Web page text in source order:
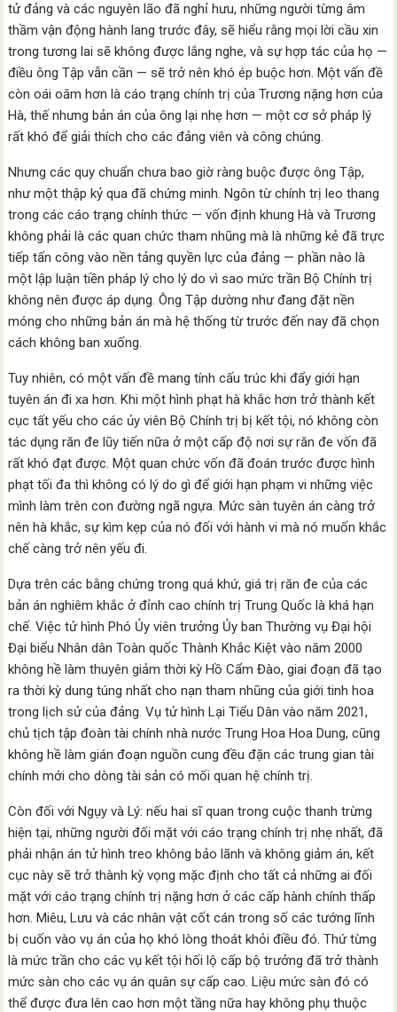
tử đảng và các nguyên lão đã nghỉ hưu, những người từng âm
thầm vận động hành lang trước đây, sẽ hiểu rằng mọi lời cầu xin
trong tương lai sẽ không được lắng nghe, và sự hợp tác của họ —
điều ông Tập vẫn cần — sẽ trở nên khó ép buộc hơn. Một vấn đề
còn oái oăm hơn là cáo trạng chính trị của Trương nặng hơn của
Hà, thế nhưng bản án của ông lại nhẹ hơn — một cơ sở pháp lý
rất khó để giải thích cho các đảng viên và công chúng.
Nhưng các quy chuẩn chưa bao giờ ràng buộc được ông Tập,
như một thập kỷ qua đã chứng minh. Ngôn từ chính trị leo thang
trong các cáo trạng chính thức — vốn định khung Hà và Trương
không phải là các quan chức tham nhũng mà là những kẻ đã trực
tiếp tấn công vào nền tảng quyền lực của đảng — phần nào là
một lập luận tiền pháp lý cho lý do vì sao mức trần Bộ Chính trị
không nên được áp dụng. Ông Tập dường như đang đặt nền
móng cho những bản án mà hệ thống từ trước đến nay đã chọn
cách không ban xuống.
Tuy nhiên, có một vấn đề mang tính cấu trúc khi đẩy giới hạn
tuyên án đi xa hơn. Khi một hình phạt hà khắc hơn trở thành kết
cục tất yếu cho các ủy viên Bộ Chính trị bị kết tội, nó không còn
tác dụng răn đe lũy tiến nữa ở một cấp độ nơi sự răn đe vốn đã
rất khó đạt được. Một quan chức vốn đã đoán trước được hình
phạt tối đa thì không có lý do gì để giới hạn phạm vi những việc
mình làm trên con đường ngã ngựa. Mức sàn tuyên án càng trở
nên hà khắc, sự kìm kẹp của nó đối với hành vi mà nó muốn khắc
chế càng trở nên yếu đi.
Dựa trên các bằng chứng trong quá khứ, giá trị răn đe của các
bản án nghiêm khắc ở đỉnh cao chính trị Trung Quốc là khá hạn
chế. Việc tử hình Phó Ủy viên trưởng Ủy ban Thường vụ Đại hội
Đại biểu Nhân dân Toàn quốc Thành Khắc Kiệt vào năm 2000
không hề làm thuyên giảm thời kỳ Hồ Cẩm Đào, giai đoạn đã tạo
ra thời kỳ dung túng nhất cho nạn tham nhũng của giới tinh hoa
trong lịch sử của đảng. Vụ tử hình Lại Tiểu Dân vào năm 2021,
chủ tịch tập đoàn tài chính nhà nước Trung Hoa Hoa Dung, cũng
không hề làm gián đoạn nguồn cung đều đặn các trung gian tài
chính mới cho dòng tài sản có mối quan hệ chính trị.
Còn đối với Ngụy và Lý: nếu hai sĩ quan trong cuộc thanh trừng
hiện tại, những người đối mặt với cáo trạng chính trị nhẹ nhất, đã
phải nhận án tử hình treo không bảo lãnh và không giảm án, kết
cục này sẽ trở thành kỳ vọng mặc định cho tất cả những ai đối
mặt với cáo trạng chính trị nặng hơn ở các cấp hành chính thấp
hơn. Miêu, Lưu và các nhân vật cốt cán trong số các tướng lĩnh
bị cuốn vào vụ án của họ khó lòng thoát khỏi điều đó. Thứ từng
là mức trần cho các vụ kết tội hối lộ cấp bộ trưởng đã trở thành
mức sàn cho các vụ án quân sự cấp cao. Liệu mức sàn đó có
thể được đưa lên cao hơn một tầng nữa hay không phụ thuộc